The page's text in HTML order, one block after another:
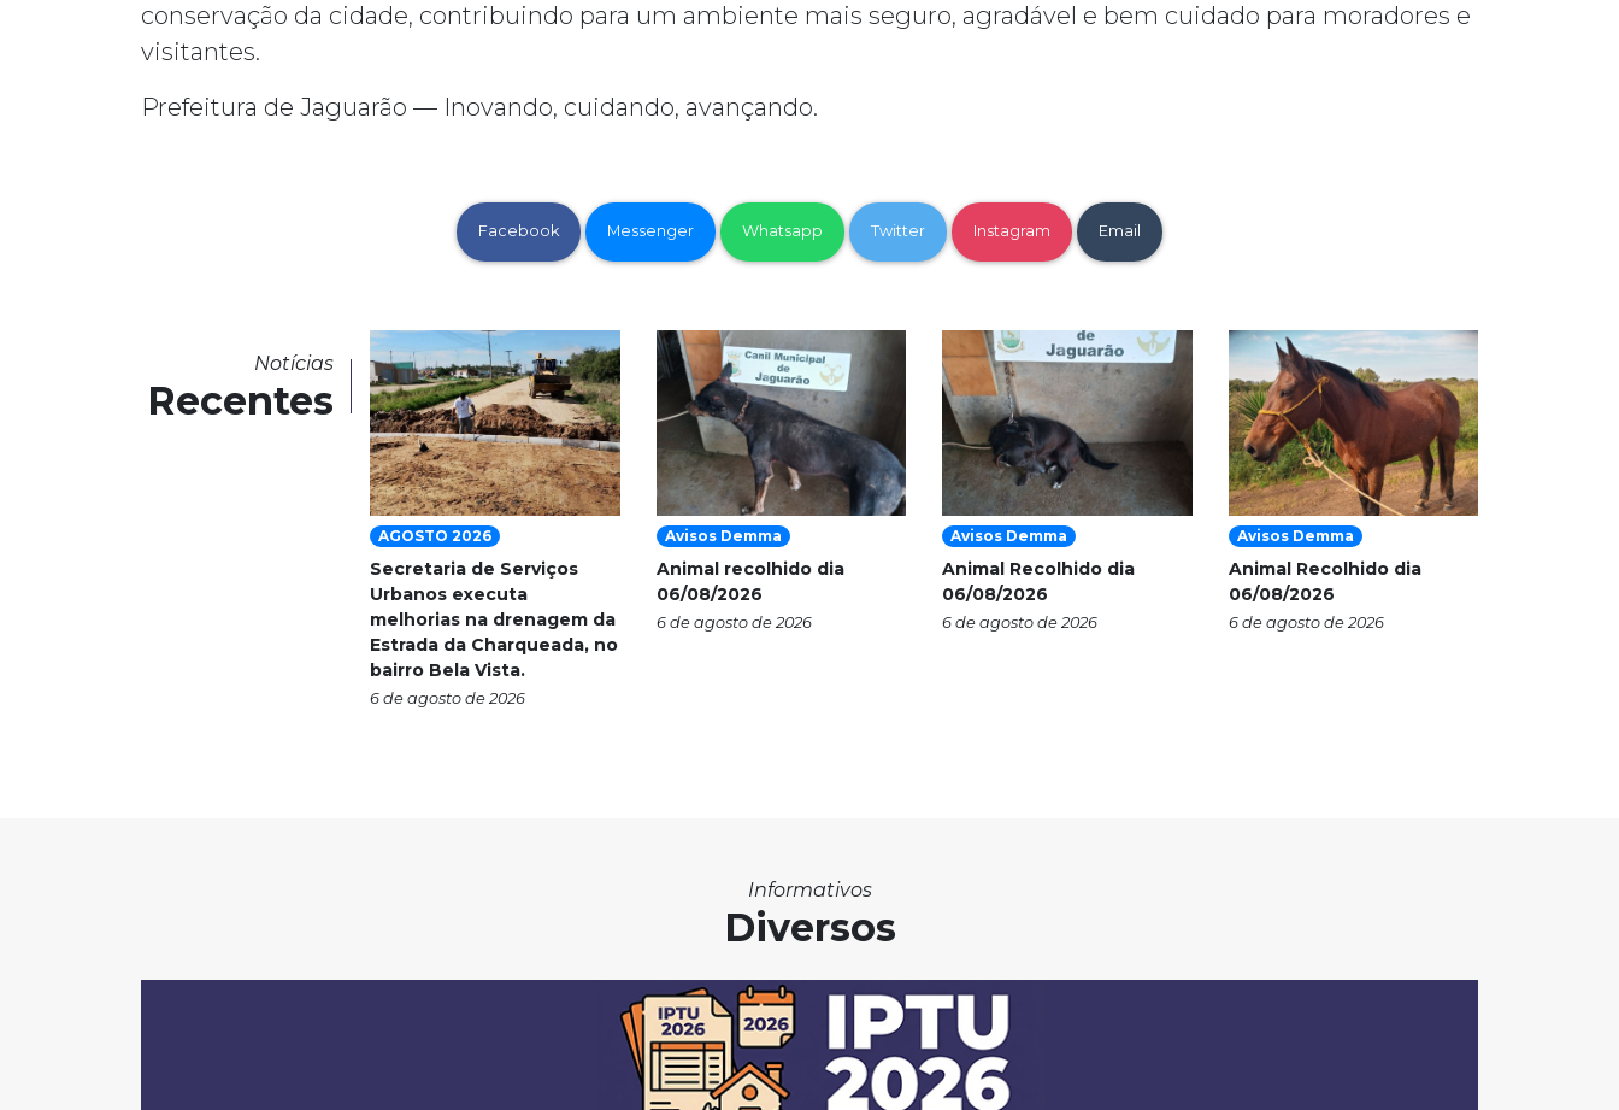
conservação da cidade, contribuindo para um ambiente mais seguro, agradável e bem cuidado para moradores e
visitantes.
Prefeitura de Jaguarão — Inovando, cuidando, avançando.
Facebook Messenger Whatsapp Twitter Instagram Email
Notícias
Recentes
AGOSTO 2026
Secretaria de Serviços
Urbanos executa
melhorias na drenagem da
Estrada da Charqueada, no
bairro Bela Vista.
6 de agosto de 2026
Avisos Demma
Animal recolhido dia
06/08/2026
6 de agosto de 2026
Avisos Demma
Animal Recolhido dia
06/08/2026
6 de agosto de 2026
Avisos Demma
Animal Recolhido dia
06/08/2026
6 de agosto de 2026
Informativos
Diversos